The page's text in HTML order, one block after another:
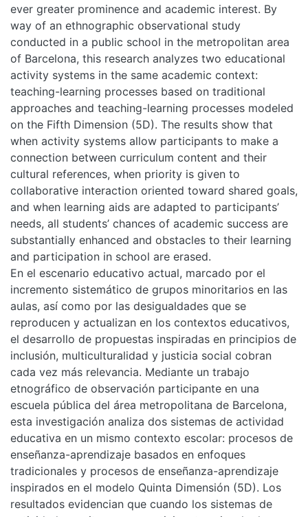
ever greater prominence and academic interest. By
way of an ethnographic observational study
conducted in a public school in the metropolitan area
of Barcelona, this research analyzes two educational
activity systems in the same academic context:
teaching-learning processes based on traditional
approaches and teaching-learning processes modeled
on the Fifth Dimension (5D). The results show that
when activity systems allow participants to make a
connection between curriculum content and their
cultural references, when priority is given to
collaborative interaction oriented toward shared goals,
and when learning aids are adapted to participants’
needs, all students’ chances of academic success are
substantially enhanced and obstacles to their learning
and participation in school are erased.
En el escenario educativo actual, marcado por el
incremento sistemático de grupos minoritarios en las
aulas, así como por las desigualdades que se
reproducen y actualizan en los contextos educativos,
el desarrollo de propuestas inspiradas en principios de
inclusión, multiculturalidad y justicia social cobran
cada vez más relevancia. Mediante un trabajo
etnográfico de observación participante en una
escuela pública del área metropolitana de Barcelona,
esta investigación analiza dos sistemas de actividad
educativa en un mismo contexto escolar: procesos de
enseñanza-aprendizaje basados en enfoques
tradicionales y procesos de enseñanza-aprendizaje
inspirados en el modelo Quinta Dimensión (5D). Los
resultados evidencian que cuando los sistemas de